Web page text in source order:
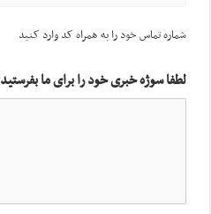
شماره تماس خود را به همراه کد وارد کنید
لطفا سوژه خبری خود را برای ما بفرستید